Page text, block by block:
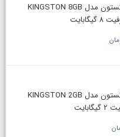
رم کامپیوتر کینگستون مدل KINGSTON 8GB
رم کامپیوتر کینگستون مدل KINGSTON 2GB